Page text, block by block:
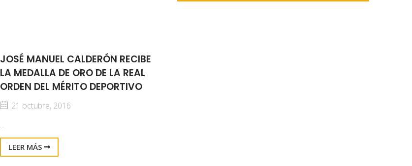
JOSÉ MANUEL CALDERÓN RECIBE
LA MEDALLA DE ORO DE LA REAL
ORDEN DEL MÉRITO DEPORTIVO
21 octubre, 2016
...
LEER MÁS